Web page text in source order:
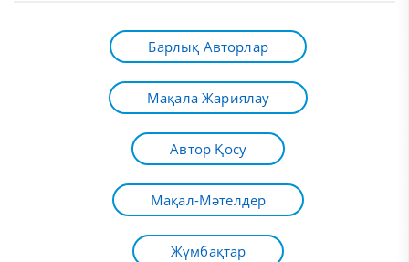
Барлық Авторлар
Мақала Жариялау
Автор Қосу
Мақал-Мәтелдер
Жұмбақтар